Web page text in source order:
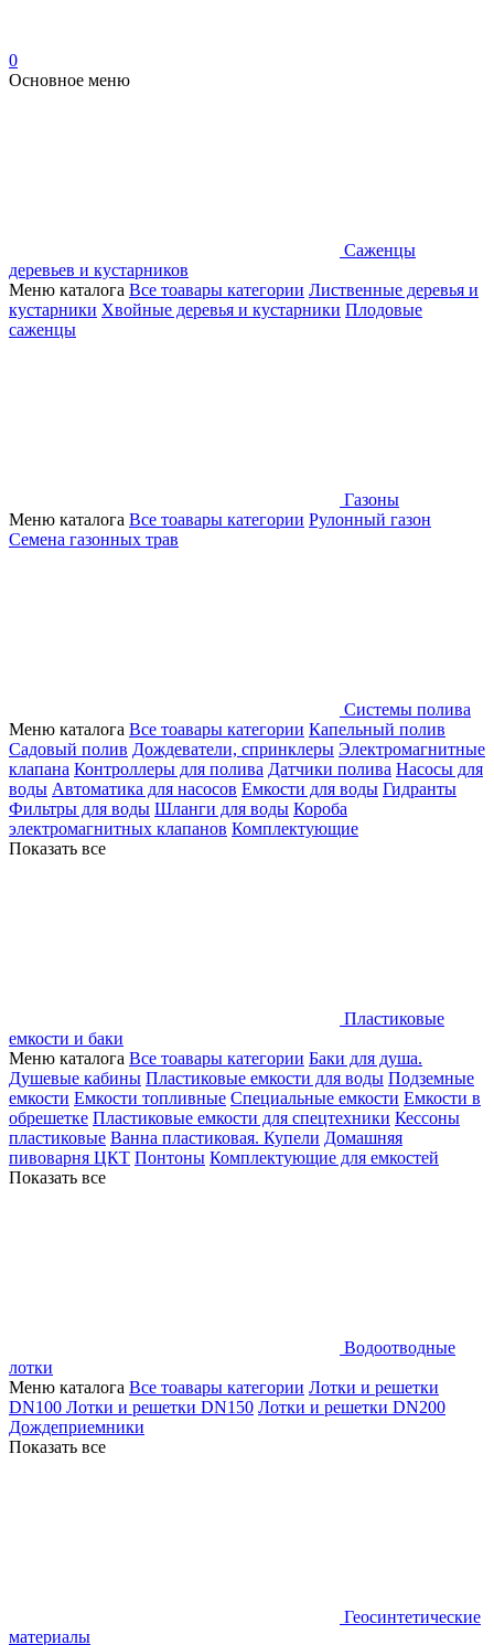
0
Основное меню
Саженцы
деревьев и кустарников
Меню каталога Все тоавары категории Лиственные деревья и
кустарники Хвойные деревья и кустарники Плодовые
саженцы
Газоны
Меню каталога Все тоавары категории Рулонный газон
Семена газонных трав
Системы полива
Меню каталога Все тоавары категории Капельный полив
Садовый полив Дождеватели, спринклеры Электромагнитные
клапана Контроллеры для полива Датчики полива Насосы для
воды Автоматика для насосов Емкости для воды Гидранты
Фильтры для воды Шланги для воды Короба
электромагнитных клапанов Комплектующие
Показать все
Пластиковые
емкости и баки
Меню каталога Все тоавары категории Баки для душа.
Душевые кабины Пластиковые емкости для воды Подземные
емкости Емкости топливные Специальные емкости Емкости в
обрешетке Пластиковые емкости для спецтехники Кессоны
пластиковые Ванна пластиковая. Купели Домашняя
пивоварня ЦКТ Понтоны Комплектующие для емкостей
Показать все
Водоотводные
лотки
Меню каталога Все тоавары категории Лотки и решетки
DN100 Лотки и решетки DN150 Лотки и решетки DN200
Дождеприемники
Показать все
Геосинтетические
материалы